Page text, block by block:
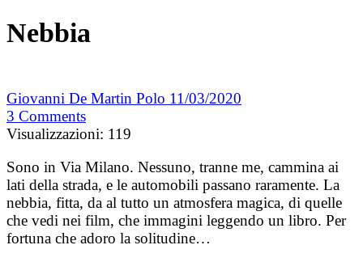
Nebbia
Giovanni De Martin Polo 11/03/2020
3 Comments
Visualizzazioni: 119
Sono in Via Milano. Nessuno, tranne me, cammina ai
lati della strada, e le automobili passano raramente. La
nebbia, fitta, da al tutto un atmosfera magica, di quelle
che vedi nei film, che immagini leggendo un libro. Per
fortuna che adoro la solitudine…